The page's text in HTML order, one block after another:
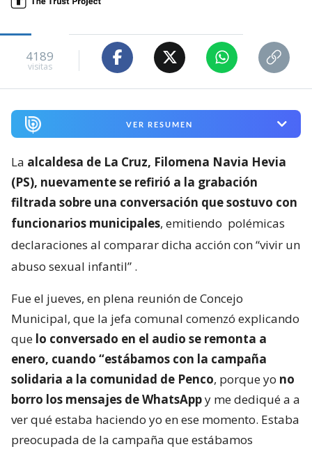
4189
visitas
VER RESUMEN
La alcaldesa de La Cruz, Filomena Navia Hevia
(PS), nuevamente se refirió a la grabación
filtrada sobre una conversación que sostuvo con
funcionarios municipales, emitiendo polémicas
declaraciones al comparar dicha acción con “vivir un
abuso sexual infantil” .
Fue el jueves, en plena reunión de Concejo
Municipal, que la jefa comunal comenzó explicando
que lo conversado en el audio se remonta a
enero, cuando “estábamos con la campaña
solidaria a la comunidad de Penco, porque yo no
borro los mensajes de WhatsAppy me dediqué a a
ver qué estaba haciendo yo en ese momento. Estaba
preocupada de la campaña que estábamos